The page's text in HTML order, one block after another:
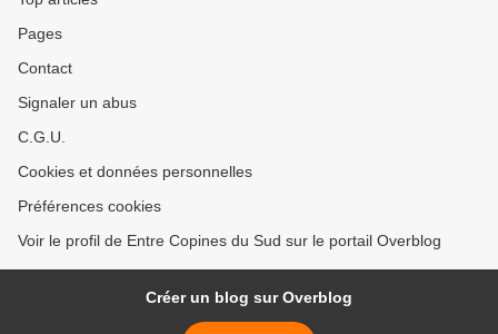
Pages
Contact
Signaler un abus
C.G.U.
Cookies et données personnelles
Préférences cookies
Voir le profil de Entre Copines du Sud sur le portail Overblog
Créer un blog sur Overblog